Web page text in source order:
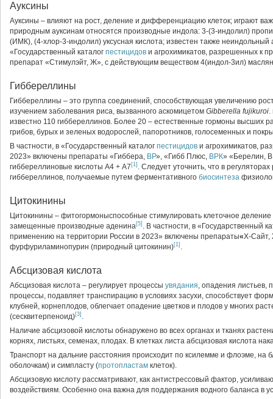
Ауксины
Ауксины – влияют на рост, деление и дифференциацию клеток; играют
природным ауксинам относятся производные индола: 3-(3-индолил)
(ИМК), (4-хлор-3-индолил) уксусная кислота; известен также неиндольный
«Государственный каталог пестицидов и агрохимикатов, разрешенных к
препарат «Стимулэйт, Ж», с действующим веществом 4(индол-3ил)
Гиббереллины
Гиббереллины – это группа соединений, способствующая увеличению
изучением заболевания риса, вызванного аскомицетом Gibberella fujikuroi.
известно 110 гиббереллинов. Более 20 – естественные гормоны высших
грибов, бурых и зеленых водорослей, папоротников, голосеменных и
В частности, в «Государственный каталог пестицидов и агрохимикатов,
2023» включены препараты «Гиббера, ВР», «Гибб Плюс, ВРК» «Берелин,
гиббереллиновые кислоты А4 + А7 [1] . Следует уточнить, что в
гиббереллинов, получаемые путем ферментативного биосинтеза
Цитокинины
Цитокинины – фитогормоныспособные стимулировать клеточное деление
замещенные производные аденина[5] . В частности, в «Государственный
применению на территории России в 2023» включены препараты«Х-Сайт,
фурфуриламинопурин (природный цитокинин)[1] .
Абсцизовая кислота
Абсцизовая кислота – регулирует процессы увядания, опадения листьев,
процессы, подавляет транспирацию в условиях засухи, способствует
клубней, корнеплодов, облегчает опадение цветков и плодов у многих
(сесквитерпеноид)[3] .
Наличие абсцизовой кислоты обнаружено во всех органах и тканях
корнях, листьях, семенах, плодах. В клетках листа абсцизовая кислота
Транспорт на дальние расстояния происходит по ксилемме и флоэме, на
оболочкам) и симпласту (протопластам клеток).
Абсцизовую кислоту рассматривают, как антистрессовый фактор,
воздействиям. Особенно она важна для поддержания водного баланса в